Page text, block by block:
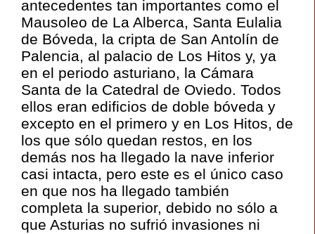
antecedentes tan importantes como el
Mausoleo de La Alberca, Santa Eulalia
de Bóveda, la cripta de San Antolín de
Palencia, al palacio de Los Hitos y, ya
en el periodo asturiano, la Cámara
Santa de la Catedral de Oviedo. Todos
ellos eran edificios de doble bóveda y
excepto en el primero y en Los Hitos, de
los que sólo quedan restos, en los
demás nos ha llegado la nave inferior
casi intacta, pero este es el único caso
en que nos ha llegado también
completa la superior, debido no sólo a
que Asturias no sufrió invasiones ni